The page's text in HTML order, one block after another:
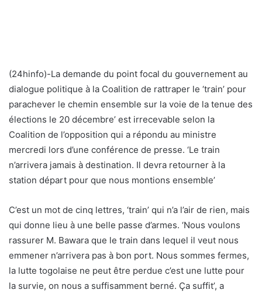
(24hinfo)-La demande du point focal du gouvernement au
dialogue politique à la Coalition de rattraper le ‘train’ pour
parachever le chemin ensemble sur la voie de la tenue des
élections le 20 décembre’ est irrecevable selon la
Coalition de l’opposition qui a répondu au ministre
mercredi lors d’une conférence de presse. ‘Le train
n’arrivera jamais à destination. Il devra retourner à la
station départ pour que nous montions ensemble’
C’est un mot de cinq lettres, ‘train’ qui n’a l’air de rien, mais
qui donne lieu à une belle passe d’armes. ‘Nous voulons
rassurer M. Bawara que le train dans lequel il veut nous
emmener n’arrivera pas à bon port. Nous sommes fermes,
la lutte togolaise ne peut être perdue c’est une lutte pour
la survie, on nous a suffisamment berné. Ça suffit’, a